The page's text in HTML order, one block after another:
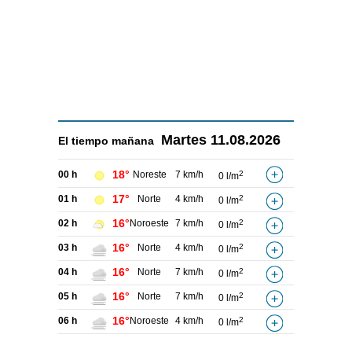
El tiempo mañana Martes 11.08.2026
00 h 18° Noreste 7 km/h 0 l/m2
01 h 17° Norte 4 km/h 0 l/m2
02 h 16° Noroeste 7 km/h 0 l/m2
03 h 16° Norte 4 km/h 0 l/m2
04 h 16° Norte 7 km/h 0 l/m2
05 h 16° Norte 7 km/h 0 l/m2
06 h 16° Noroeste 4 km/h 0 l/m2